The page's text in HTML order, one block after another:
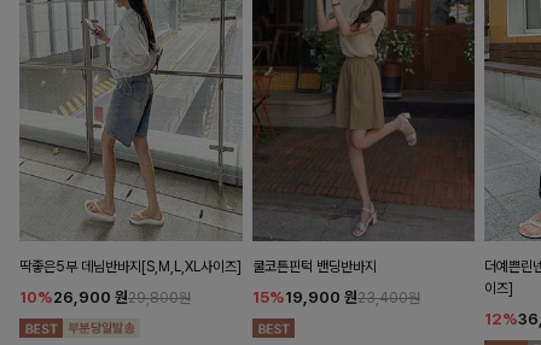
딱좋은5부 데님반바지[S,M,L,XL사이즈]
10%26,900 원29,800원
쿨코튼핀턱 밴딩반바지
15%19,900 원23,400원
더예쁜린
이즈]
12%